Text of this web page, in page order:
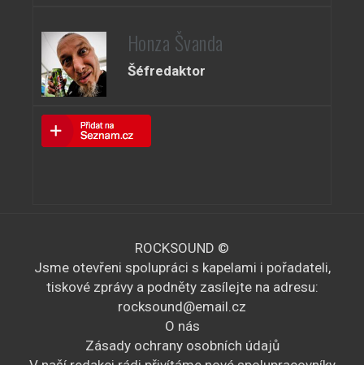
Honza Švanda
Šéfredaktor
ROCKSOUND ©
Jsme otevřeni spolupráci s kapelami i pořadateli,
tiskové zprávy a podněty zasílejte na adresu:
rocksound@email.cz
O nás
Zásady ochrany osobních údajů